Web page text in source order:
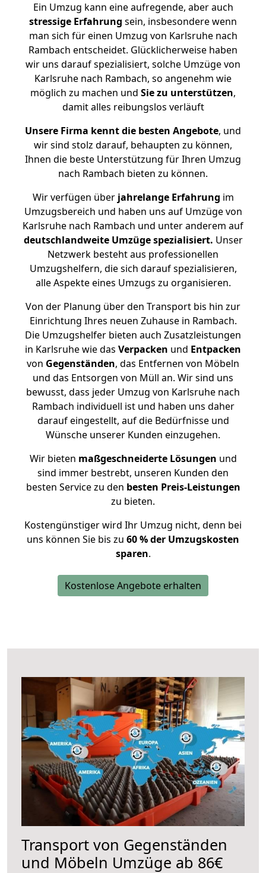
Ein Umzug kann eine aufregende, aber auch
stressige Erfahrung sein, insbesondere wenn
man sich für einen Umzug von Karlsruhe nach
Rambach entscheidet. Glücklicherweise haben
wir uns darauf spezialisiert, solche Umzüge von
Karlsruhe nach Rambach, so angenehm wie
möglich zu machen und Sie zu unterstützen,
damit alles reibungslos verläuft
Unsere Firma kennt die besten Angebote, und
wir sind stolz darauf, behaupten zu können,
Ihnen die beste Unterstützung für Ihren Umzug
nach Rambach bieten zu können.
Wir verfügen überjahrelange Erfahrung im
Umzugsbereich und haben uns auf Umzüge von
Karlsruhe nach Rambach und unter anderem auf
deutschlandweite Umzüge spezialisiert. Unser
Netzwerk besteht aus professionellen
Umzugshelfern, die sich darauf spezialisieren,
alle Aspekte eines Umzugs zu organisieren.
Von der Planung über den Transport bis hin zur
Einrichtung Ihres neuen Zuhause in Rambach.
Die Umzugshelfer bieten auch Zusatzleistungen
in Karlsruhe wie das Verpacken und Entpacken
von Gegenständen, das Entfernen von Möbeln
und das Entsorgen von Müll an. Wir sind uns
bewusst, dass jeder Umzug von Karlsruhe nach
Rambach individuell ist und haben uns daher
darauf eingestellt, auf die Bedürfnisse und
Wünsche unserer Kunden einzugehen.
Wir bieten maßgeschneiderte Lösungen und
sind immer bestrebt, unseren Kunden den
besten Service zu den besten Preis-Leistungen
zu bieten.
Kostengünstiger wird Ihr Umzug nicht, denn bei
uns können Sie bis zu 60 % der Umzugskosten
sparen.
Kostenlose Angebote erhalten
Transport von Gegenständen
und Möbeln Umzüge ab 86€